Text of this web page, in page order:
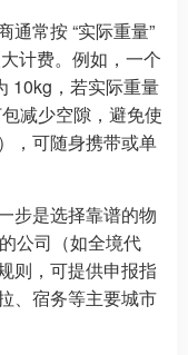
通常按 “实际重量”
计费。例如，一个
10kg，若实际重量
减少空隙，避免使
，可随身携带或单
步是选择靠谱的物
公司（如全境代
则，可提供申报指
、宿务等主要城市